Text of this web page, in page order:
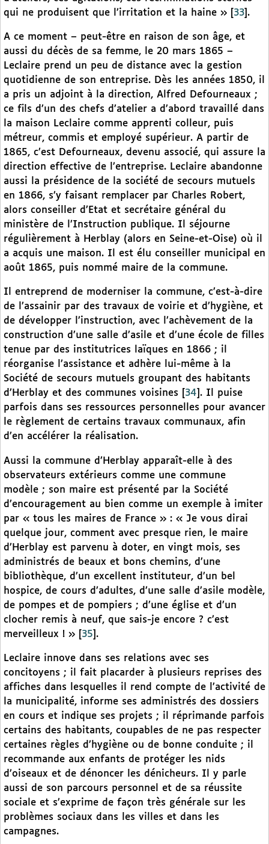
qui ne produisent que l’irritation et la haine »
33 .
A ce moment – peut-être en raison de son âge, et
aussi du décès de sa femme, le 20 mars 1865 –
Leclaire prend un peu de distance avec la gestion
quotidienne de son entreprise. Dès les années 1850, il
a pris un adjoint à la direction, Alfred Defourneaux ;
ce fils d’un des chefs d’atelier a d’abord travaillé dans
la maison Leclaire comme apprenti colleur, puis
métreur, commis et employé supérieur. A partir de
1865, c’est Defourneaux, devenu associé, qui assure la
direction effective de l’entreprise. Leclaire abandonne
aussi la présidence de la société de secours mutuels
en 1866, s’y faisant remplacer par Charles Robert,
alors conseiller d’Etat et secrétaire général du
ministère de l’Instruction publique. Il séjourne
régulièrement à Herblay (alors en Seine-et-Oise) où il
a acquis une maison. Il est élu conseiller municipal en
août 1865, puis nommé maire de la commune.
Il entreprend de moderniser la commune, c’est-à-dire
de l’assainir par des travaux de voirie et d’hygiène, et
de développer l’instruction, avec l’achèvement de la
construction d’une salle d’asile et d’une école de filles
tenue par des institutrices laïques en 1866 ; il
réorganise l’assistance et adhère lui-même à la
Société de secours mutuels groupant des habitants
d’Herblay et des communes voisines
34 . Il puise
parfois dans ses ressources personnelles pour avancer
le règlement de certains travaux communaux, afin
d’en accélérer la réalisation.
Aussi la commune d’Herblay apparaît-elle à des
observateurs extérieurs comme une commune
modèle ; son maire est présenté par la Société
d’encouragement au bien comme un exemple à imiter
par « tous les maires de France » : « Je vous dirai
quelque jour, comment avec presque rien, le maire
d’Herblay est parvenu à doter, en vingt mois, ses
administrés de beaux et bons chemins, d’une
bibliothèque, d’un excellent instituteur, d’un bel
hospice, de cours d’adultes, d’une salle d’asile modèle,
de pompes et de pompiers ; d’une église et d’un
clocher remis à neuf, que sais-je encore ? c’est
merveilleux ! »
35 .
Leclaire innove dans ses relations avec ses
concitoyens ; il fait placarder à plusieurs reprises des
affiches dans lesquelles il rend compte de l’activité de
la municipalité, informe ses administrés des dossiers
en cours et indique ses projets ; il réprimande parfois
certains des habitants, coupables de ne pas respecter
certaines règles d’hygiène ou de bonne conduite ; il
recommande aux enfants de protéger les nids
d’oiseaux et de dénoncer les dénicheurs. Il y parle
aussi de son parcours personnel et de sa réussite
sociale et s’exprime de façon très générale sur les
problèmes sociaux dans les villes et dans les
campagnes.